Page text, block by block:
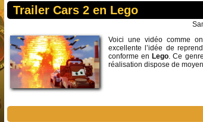
Trailer Cars 2 en Lego
Voici une vidéo comme
excellente l’idée de
conforme en Lego. Ce
réalisation dispose de